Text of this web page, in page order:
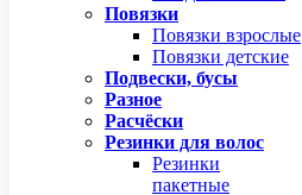
Повязки
Повязки взрослые
Повязки детские
Подвески, бусы
Разное
Расчёски
Резинки для волос
Резинки
пакетные